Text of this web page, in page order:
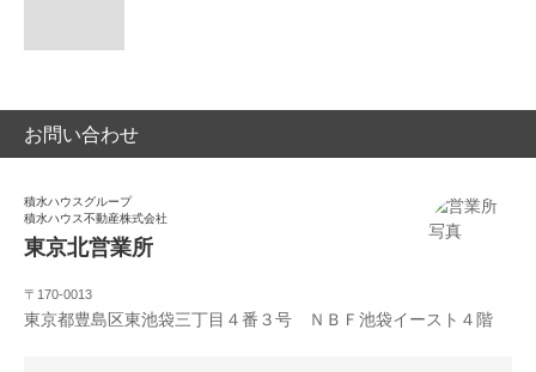
お問い合わせ
積水ハウスグループ
積水ハウス不動産株式会社
東京北営業所
〒170-0013
東京都豊島区東池袋三丁目４番３号 ＮＢＦ池袋イースト４階